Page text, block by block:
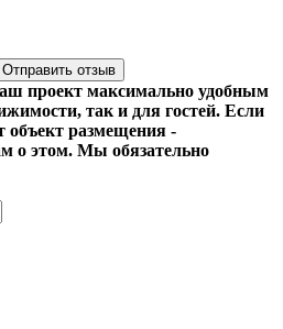
Отправить отзыв
проект максимально удобным
так и для гостей. Если
объект размещения -
о этом. Мы обязательно